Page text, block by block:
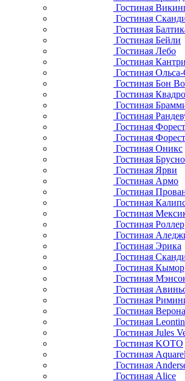
Гостиная
Гостиная
Гостиная
Гостиная Бейли
Гостиная Лебо
Гостиная Кантри
Гостиная
Гостиная Бон
Гостиная
Гостиная
Гостиная
Гостиная Форест
Гостиная
Гостиная Оникс
Гостиная Брусно
Гостиная Ярви
Гостиная Армо
Гостиная
Гостиная
Гостиная
Гостиная Роллер
Гостиная
Гостиная Эрика
Гостиная
Гостиная Кымор
Гостиная
Гостиная
Гостиная
Гостиная Верона
Гостиная
Гостиная Jules
Гостиная KOTO
Гостиная
Гостиная
Гостиная Alice